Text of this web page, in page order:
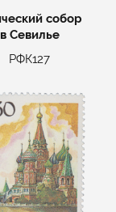
собор
в Севилье
РФК127